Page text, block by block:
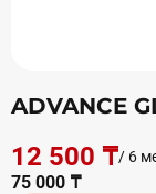
ADVANCE
12 500 ₸/ 6
75 000 ₸